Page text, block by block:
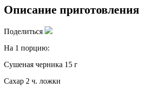
Описание приготовления
Поделиться
На 1 порцию:
Сушеная черника 15 г
Сахар 2 ч. ложки